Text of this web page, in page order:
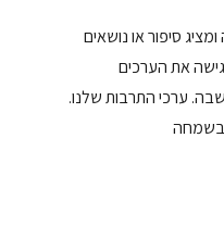
סיפור או נושאים
את הערכים
ערכי התרבות שלנו.
בשמחה